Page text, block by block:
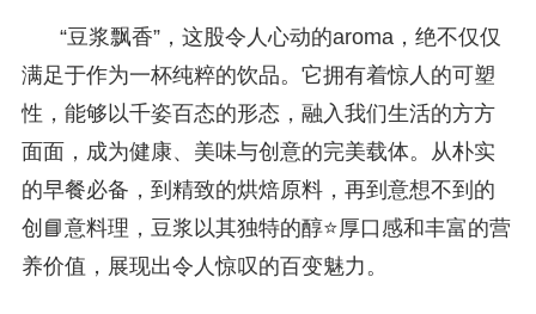
“豆浆飘香”，这股令人心动的aroma，绝不仅仅
满足于作为一杯纯粹的饮品。它拥有着惊人的可塑
性，能够以千姿百态的形态，融入我们生活的方方
面面，成为健康、美味与创意的完美载体。从朴实
的早餐必备，到精致的烘焙原料，再到意想不到的
创📘意料理，豆浆以其独特的醇⭐厚口感和丰富的营
养价值，展现出令人惊叹的百变魅力。